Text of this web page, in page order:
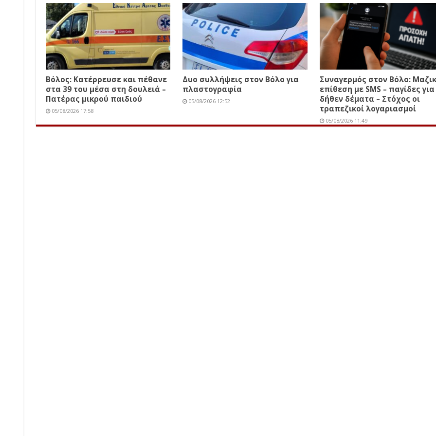
Βόλος: Κατέρρευσε και πέθανε
στα 39 του μέσα στη δουλειά –
Πατέρας μικρού παιδιού
05/08/2026 17:58
Δυο συλλήψεις στον Βόλο για
πλαστογραφία
05/08/2026 12:52
Συναγερμός στον Βόλο:
επίθεση με SMS – παγίδες για
δήθεν δέματα – Στόχος οι
τραπεζικοί λογαριασμοί
05/08/2026 11:49